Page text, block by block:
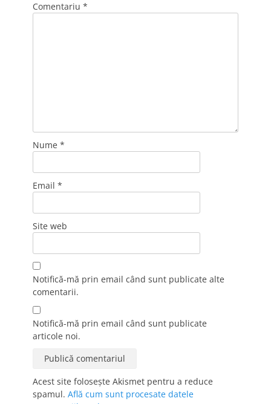
Comentariu *
Nume *
Email *
Site web
Notifică-mă prin email când sunt publicate alte
comentarii.
Notifică-mă prin email când sunt publicate
articole noi.
Acest site folosește Akismet pentru a reduce
spamul. Află cum sunt procesate datele